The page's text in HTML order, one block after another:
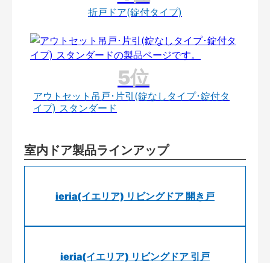
折戸ドア(錠付タイプ)
アウトセット吊戸･片引(錠なしタイプ･錠付タ
イプ) スタンダード
室内ドア製品ラインアップ
ieria(イエリア) リビングドア 開き戸
ieria(イエリア) リビングドア 引戸